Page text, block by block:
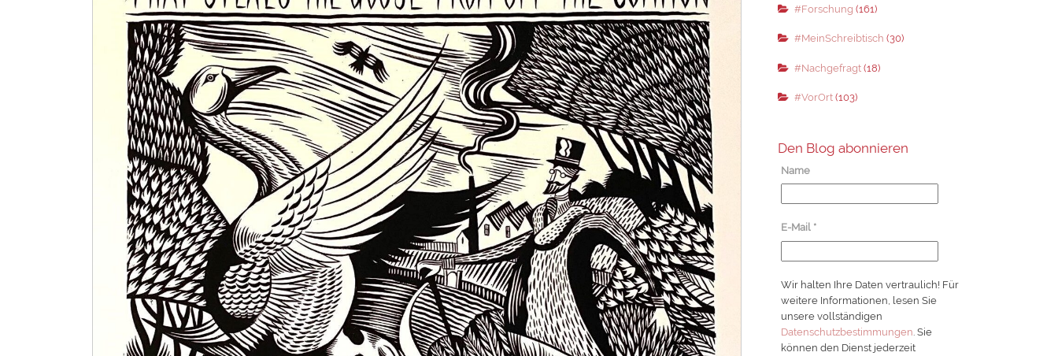
#Forschung (161)
#MeinSchreibtisch (30)
#Nachgefragt(18)
#VorOrt(103)
Den Blog abonnieren
Name
E-Mail *
Wir halten Ihre Daten vertraulich! Für
weitere Informationen, lesen Sie
unsere vollständigen
Datenschutzbestimmungen . Sie
können den Dienst jederzeit